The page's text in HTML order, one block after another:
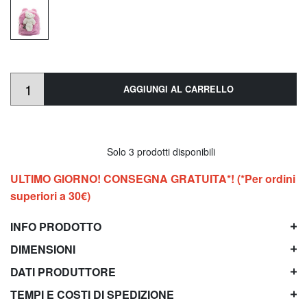
AGGIUNGI AL CARRELLO
Solo 3 prodotti disponibili
ULTIMO GIORNO! CONSEGNA GRATUITA*! (*Per ordini
superiori a 30€)
INFO PRODOTTO
DIMENSIONI
DATI PRODUTTORE
TEMPI E COSTI DI SPEDIZIONE